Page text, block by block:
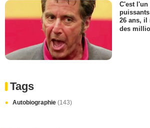
C'est
26 ans, il
des
Tags
Autobiographie (143)